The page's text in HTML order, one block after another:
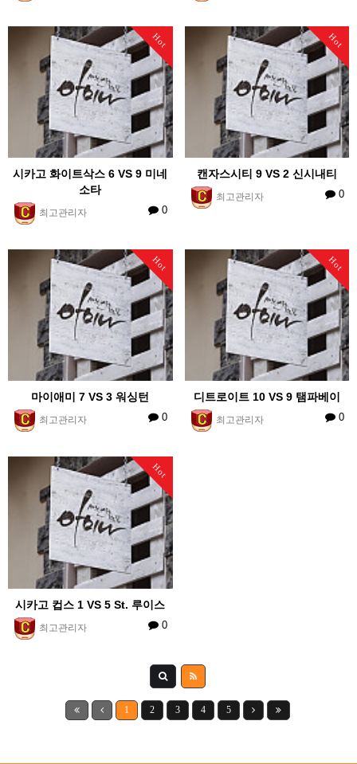
Hot
시카고 화이트삭스 6 VS 9 미네
소타
최고관리자 0
Hot
캔자스시티 9 VS 2 신시내티
최고관리자 0
Hot
마이애미 7 VS 3 워싱턴
최고관리자 0
Hot
디트로이트 10 VS 9 탬파베이
최고관리자 0
Hot
시카고 컵스 1 VS 5 St. 루이스
최고관리자 0
1 2 3 4 5